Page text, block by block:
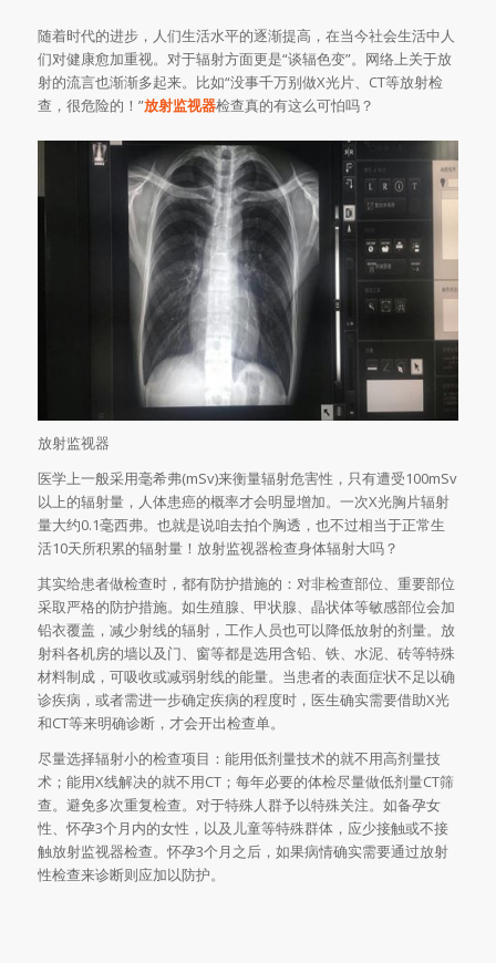
随着时代的进步，人们生活水平的逐渐提高，在当今社会生活中人
们对健康愈加重视。对于辐射方面更是“谈辐色变”。网络上关于放
射的流言也渐渐多起来。比如“没事千万别做X光片、CT等放射检
查，很危险的！”放射监视器检查真的有这么可怕吗？
放射监视器
医学上一般采用毫希弗(mSv)来衡量辐射危害性，只有遭受100mSv
以上的辐射量，人体患癌的概率才会明显增加。一次X光胸片辐射
量大约0.1毫西弗。也就是说咱去拍个胸透，也不过相当于正常生
活10天所积累的辐射量！放射监视器检查身体辐射大吗？
其实给患者做检查时，都有防护措施的：对非检查部位、重要部位
采取严格的防护措施。如生殖腺、甲状腺、晶状体等敏感部位会加
铅衣覆盖，减少射线的辐射，工作人员也可以降低放射的剂量。放
射科各机房的墙以及门、窗等都是选用含铅、铁、水泥、砖等特殊
材料制成，可吸收或减弱射线的能量。当患者的表面症状不足以确
诊疾病，或者需进一步确定疾病的程度时，医生确实需要借助X光
和CT等来明确诊断，才会开出检查单。
尽量选择辐射小的检查项目：能用低剂量技术的就不用高剂量技
术；能用X线解决的就不用CT；每年必要的体检尽量做低剂量CT筛
查。避免多次重复检查。对于特殊人群予以特殊关注。如备孕女
性、怀孕3个月内的女性，以及儿童等特殊群体，应少接触或不接
触放射监视器检查。怀孕3个月之后，如果病情确实需要通过放射
性检查来诊断则应加以防护。